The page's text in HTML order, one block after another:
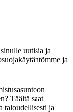
uutisia ja
ja
Täältä saat
taloudellisesti ja